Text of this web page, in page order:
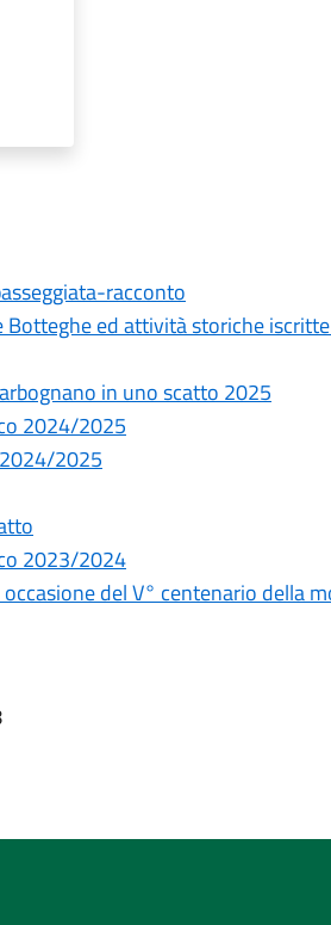
racconto
ed attività storiche
in uno scatto 2025
2024/2025
2025
2023/2024
del V° centenario della